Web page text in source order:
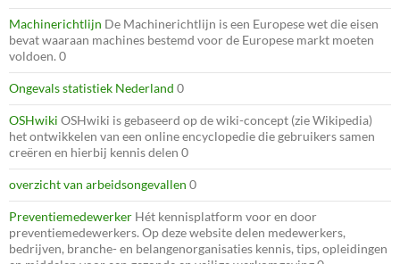
Machinerichtlijn De Machinerichtlijn is een Europese wet die eisen
bevat waaraan machines bestemd voor de Europese markt moeten
voldoen. 0
Ongevals statistiek Nederland 0
OSHwiki OSHwiki is gebaseerd op de wiki-concept (zie Wikipedia)
het ontwikkelen van een online encyclopedie die gebruikers samen
creëren en hierbij kennis delen 0
overzicht van arbeidsongevallen 0
Preventiemedewerker Hét kennisplatform voor en door
preventiemedewerkers. Op deze website delen medewerkers,
bedrijven, branche- en belangenorganisaties kennis, tips, opleidingen